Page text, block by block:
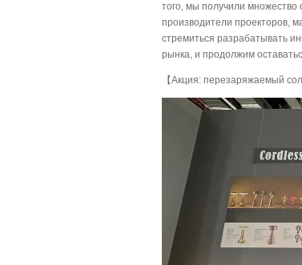
того, мы получили множество
производители проекторов,
стремиться разрабатывать
рынка, и продолжим
【Акция: перезаряжаемый